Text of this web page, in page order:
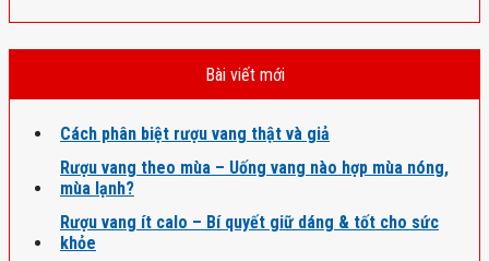
Bài viết mới
Cách phân biệt rượu vang thật và giả
Rượu vang theo mùa – Uống vang nào hợp mùa nóng,
mùa lạnh?
Rượu vang ít calo – Bí quyết giữ dáng & tốt cho sức
khỏe